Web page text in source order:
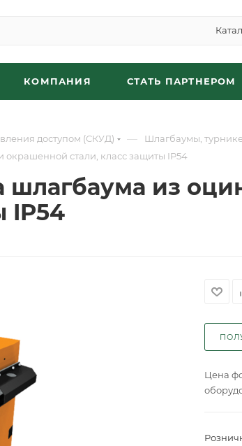
КОМПАНИЯ СТАТЬ ПАРТНЕРОМ
доступом (СКУД) — Шлагбаумы,
окрашенной стали, класс защиты IP54
шлагбаума из
IP54
Цена